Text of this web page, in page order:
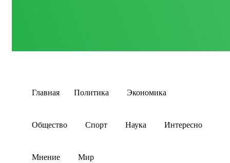
Главная Политика Экономика
Общество Спорт Наука Интересно
Мнение Мир